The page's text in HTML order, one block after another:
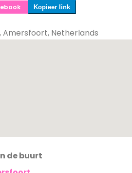
Kopieer link
Amersfoort, Netherlands
de buurt